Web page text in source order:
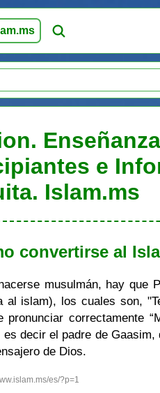
e
Islam.ms
convertirse al
musulmán, hay que
al islam), los cuales son,
pronunciar correctamente
es decir el padre de
de Dios.
es/?p=1